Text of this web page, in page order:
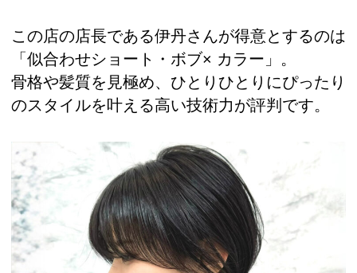
この店の店長である伊丹さんが得意とするのは
「似合わせショート・ボブ× カラー」。
骨格や髪質を見極め、ひとりひとりにぴったり
のスタイルを叶える高い技術力が評判です。